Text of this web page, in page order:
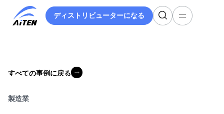
ディストリビューターになる
ディストリビューターになる
すべての事例に戻る
製造業